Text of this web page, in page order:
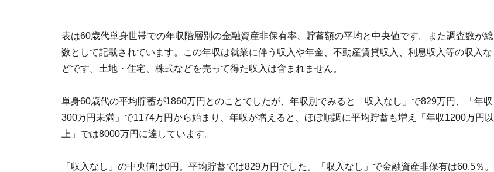
表は60歳代単身世帯での年収階層別の金融資産非保有率、貯蓄額の平均と中央値です。また調査数が総
数として記載されています。この年収は就業に伴う収入や年金、不動産賃貸収入、利息収入等の収入な
どです。土地・住宅、株式などを売って得た収入は含まれません。
単身60歳代の平均貯蓄が1860万円とのことでしたが、年収別でみると「収入なし」で829万円、「年収
300万円未満」で1174万円から始まり、年収が増えると、ほぼ順調に平均貯蓄も増え「年収1200万円以
上」では8000万円に達しています。
「収入なし」の中央値は0円。平均貯蓄では829万円でした。「収入なし」で金融資産非保有は60.5％。